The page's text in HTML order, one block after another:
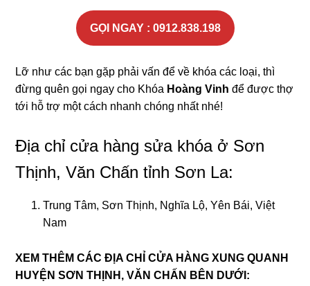
GỌI NGAY : 0912.838.198
Lỡ như các bạn gặp phải vấn để về khóa các loại, thì
đừng quên gọi ngay cho Khóa Hoàng Vinhđể được thợ
tới hỗ trợ một cách nhanh chóng nhất nhé!
Địa chỉ cửa hàng sửa khóa ở Sơn
Thịnh, Văn Chấn tỉnh Sơn La:
Trung Tâm, Sơn Thịnh, Nghĩa Lộ, Yên Bái, Việt
Nam
XEM THÊM CÁC ĐỊA CHỈ CỬA HÀNG XUNG QUANH
HUYỆN SƠN THỊNH, VĂN CHẤN BÊN DƯỚI: